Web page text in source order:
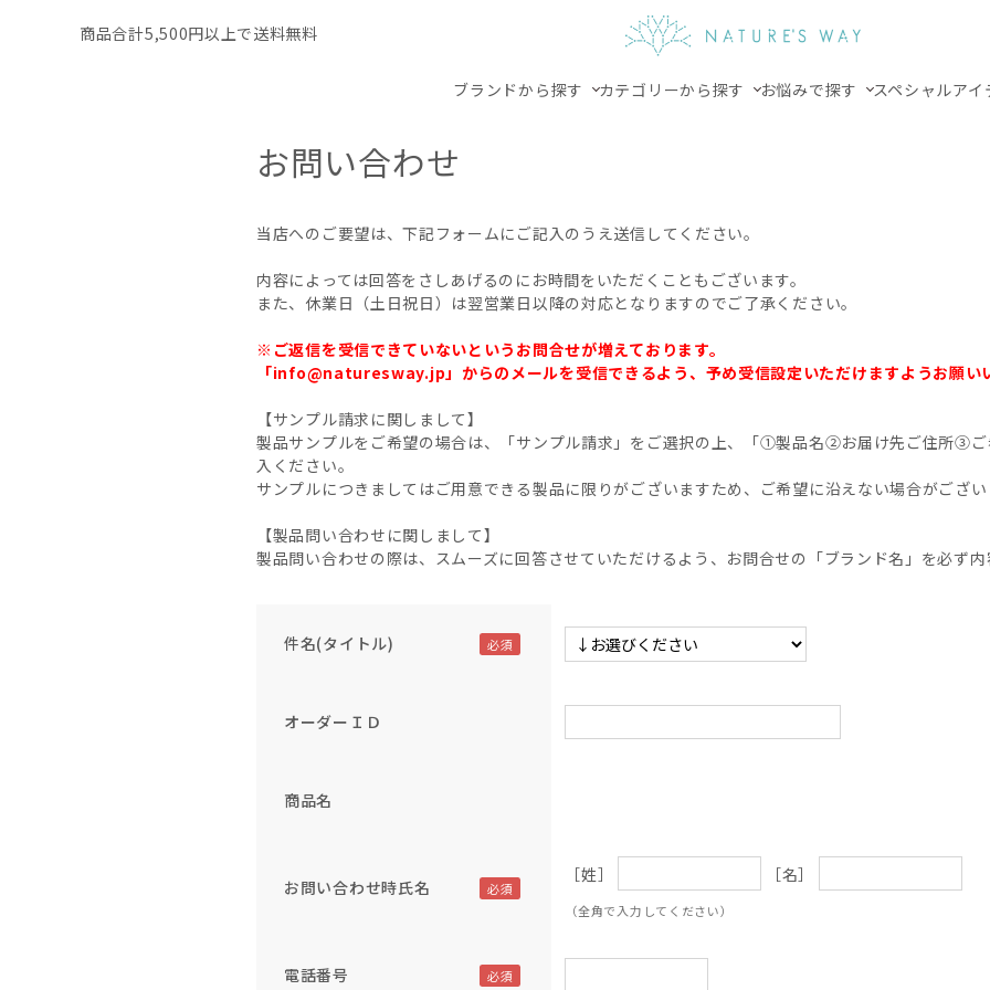
商品合計5,500円以上で送料無料
ブランドから探す カテゴリーから探す お悩みで探す スペシャルアイ
お問い合わせ
当店へのご要望は、下記フォームにご記入のうえ送信してください。
内容によっては回答をさしあげるのにお時間をいただくこともございます。
また、休業日（土日祝日）は翌営業日以降の対応となりますのでご了承ください。
※ご返信を受信できていないというお問合せが増えております。
「info@naturesway.jp」からのメールを受信できるよう、予め受信設定いただけますようお願い
【サンプル請求に関しまして】
製品サンプルをご希望の場合は、「サンプル請求」をご選択の上、「①製品名②お届け先ご住所③
入ください。
サンプルにつきましてはご用意できる製品に限りがございますため、ご希望に沿えない場合がござい
【製品問い合わせに関しまして】
製品問い合わせの際は、スムーズに回答させていただけるよう、お問合せの「ブランド名」を必ず内
件名(タイトル)
オーダーＩＤ
商品名
お問い合わせ時氏名
［姓］ ［名］
（全角で入力してください）
電話番号